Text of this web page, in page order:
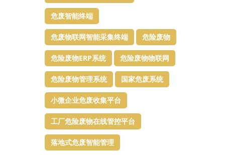
危废智能终端
危废物联网智能采集终端 危险废物
危险废物ERP系统 危险废物物联网
危险废物管理系统 国家危废系统
小微企业危废收集平台
工厂危险废物在线管控平台
落地式危废智能管理